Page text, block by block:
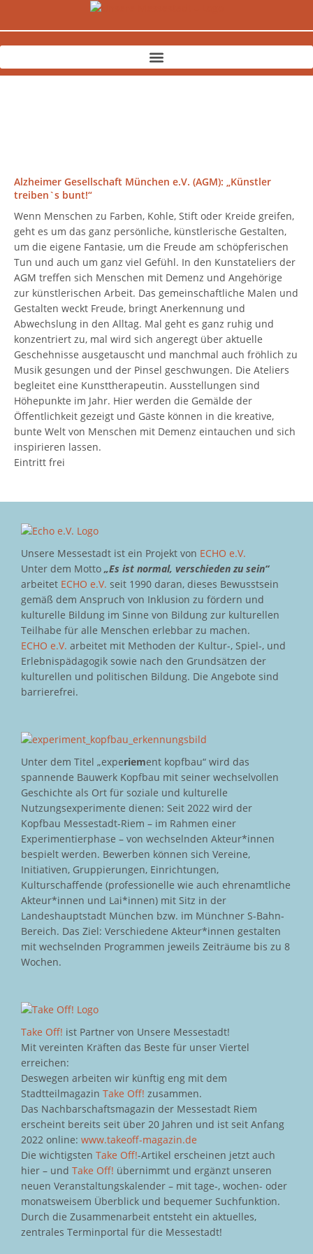
Alzheimer Gesellschaft München e.V. (AGM): „Künstler
treiben`s bunt!“
Wenn Menschen zu Farben, Kohle, Stift oder Kreide greifen,
geht es um das ganz persönliche, künstlerische Gestalten,
um die eigene Fantasie, um die Freude am schöpferischen
Tun und auch um ganz viel Gefühl. In den Kunstateliers der
AGM treffen sich Menschen mit Demenz und Angehörige
zur künstlerischen Arbeit. Das gemeinschaftliche Malen und
Gestalten weckt Freude, bringt Anerkennung und
Abwechslung in den Alltag. Mal geht es ganz ruhig und
konzentriert zu, mal wird sich angeregt über aktuelle
Geschehnisse ausgetauscht und manchmal auch fröhlich zu
Musik gesungen und der Pinsel geschwungen. Die Ateliers
begleitet eine Kunsttherapeutin. Ausstellungen sind
Höhepunkte im Jahr. Hier werden die Gemälde der
Öffentlichkeit gezeigt und Gäste können in die kreative,
bunte Welt von Menschen mit Demenz eintauchen und sich
inspirieren lassen.
Eintritt frei
Unsere Messestadt ist ein Projekt von ECHO e.V.
Unter dem Motto „Es ist normal, verschieden zu sein“
arbeitet ECHO e.V. seit 1990 daran, dieses Bewusstsein
gemäß dem Anspruch von Inklusion zu fördern und
kulturelle Bildung im Sinne von Bildung zur kulturellen
Teilhabe für alle Menschen erlebbar zu machen.
ECHO e.V. arbeitet mit Methoden der Kultur-, Spiel-, und
Erlebnispädagogik sowie nach den Grundsätzen der
kulturellen und politischen Bildung. Die Angebote sind
barrierefrei.
Unter dem Titel „experiement kopfbau“ wird das
spannende Bauwerk Kopfbau mit seiner wechselvollen
Geschichte als Ort für soziale und kulturelle
Nutzungsexperimente dienen: Seit 2022 wird der
Kopfbau Messestadt-Riem – im Rahmen einer
Experimentierphase – von wechselnden Akteur*innen
bespielt werden. Bewerben können sich Vereine,
Initiativen, Gruppierungen, Einrichtungen,
Kulturschaffende (professionelle wie auch ehrenamtliche
Akteur*innen und Lai*innen) mit Sitz in der
Landeshauptstadt München bzw. im Münchner S-Bahn-
Bereich. Das Ziel: Verschiedene Akteur*innen gestalten
mit wechselnden Programmen jeweils Zeiträume bis zu 8
Wochen.
Take Off! ist Partner von Unsere Messestadt!
Mit vereinten Kräften das Beste für unser Viertel
erreichen:
Deswegen arbeiten wir künftig eng mit dem
Stadtteilmagazin Take Off! zusammen.
Das Nachbarschaftsmagazin der Messestadt Riem
erscheint bereits seit über 20 Jahren und ist seit Anfang
2022 online: www.takeoff-magazin.de
Die wichtigsten Take Off!-Artikel erscheinen jetzt auch
hier – und Take Off! übernimmt und ergänzt unseren
neuen Veranstaltungskalender – mit tage-, wochen- oder
monatsweisem Überblick und bequemer Suchfunktion.
Durch die Zusammenarbeit entsteht ein aktuelles,
zentrales Terminportal für die Messestadt!